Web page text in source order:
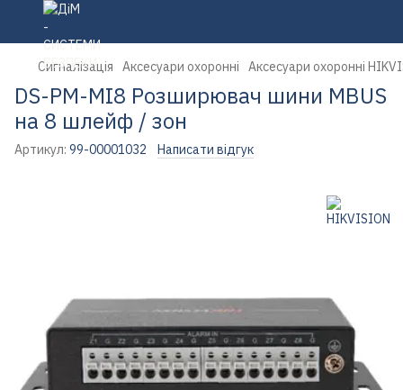
Сигналізація Аксесуари охоронні Аксесуари охоронні
DS-PM-MI8 Розширювач шини MBUS
на 8 шлейф / зон
Артикул: 99-00001032 Написати відгук